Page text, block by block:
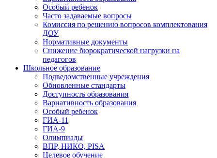
Особый ребенок
Часто задаваемые вопросы
Комиссия по решению вопросов комплектования
ДОУ
Нормативные документы
Снижение бюрократической нагрузки на
педагогов
Школьное образование
Подведомственные учреждения
Обновленные стандарты
Доступность образования
Вариативность образования
Особый ребенок
ГИА-11
ГИА-9
Олимпиады
ВПР, НИКО, PISA
Целевое обучение